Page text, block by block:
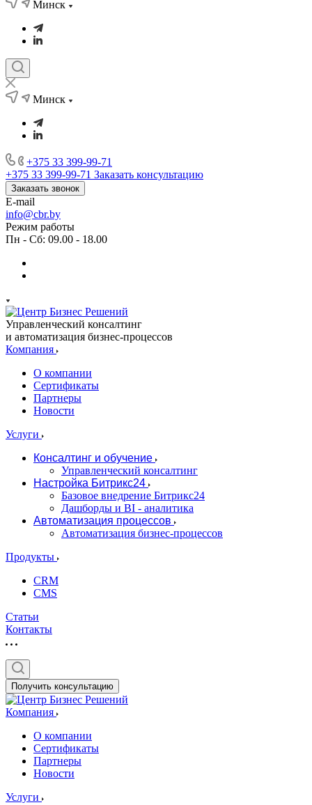
Минск
Минск
+375 33 399-99-71
+375 33 399-99-71 Заказать консультацию
Заказать звонок
E-mail
info@cbr.by
Режим работы
Пн - Сб: 09.00 - 18.00
Управленческий консалтинг
и автоматизация бизнес-процессов
Компания
О компании
Сертификаты
Партнеры
Новости
Услуги
Консалтинг и обучение
Управленческий консалтинг
Настройка Битрикс24
Базовое внедрение Битрикс24
Дашборды и BI - аналитика
Автоматизация процессов
Автоматизация бизнес-процессов
Продукты
CRM
CMS
Статьи
Контакты
Получить консультацию
Компания
О компании
Сертификаты
Партнеры
Новости
Услуги